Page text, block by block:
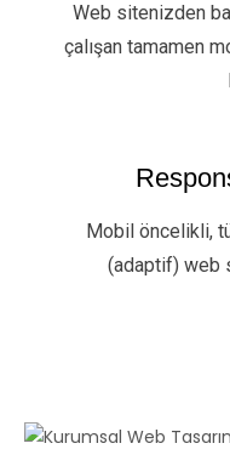
Web sitenizden
çalışan tamamen
Mobil öncelikli,
(adaptif) web